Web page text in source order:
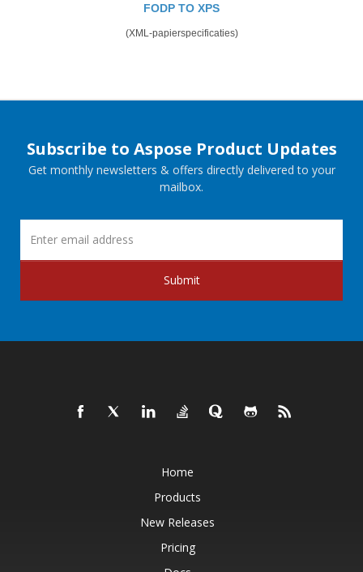
FODP TO XPS
(XML-papierspecificaties)
Subscribe to Aspose Product Updates
Get monthly newsletters & offers directly delivered to your
mailbox.
Submit
Home
Products
New Releases
Pricing